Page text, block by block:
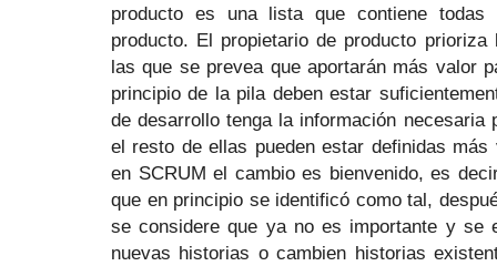
producto es una lista que contiene
producto. El propietario de producto
las que se prevea que aportarán más valor
principio de la pila deben estar
de desarrollo tenga la información necesaria
el resto de ellas pueden estar definidas
en SCRUM el cambio es bienvenido, es
que en principio se identificó como tal,
se considere que ya no es importante y se
nuevas historias o cambien historias